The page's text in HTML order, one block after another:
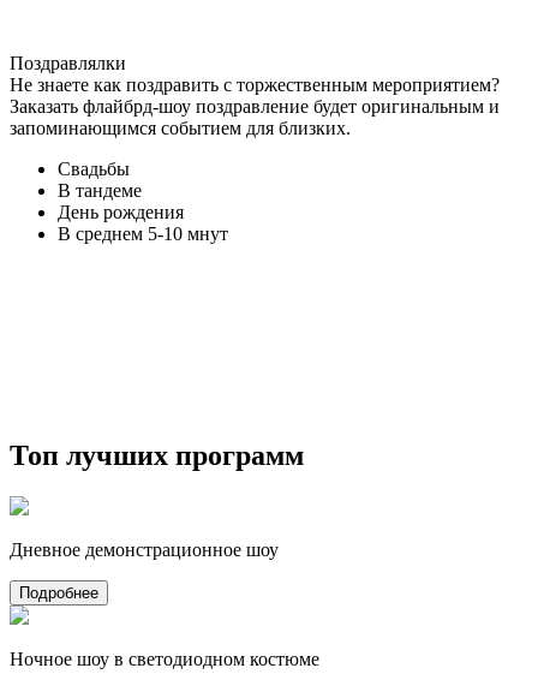
Поздравлялки
Не знаете как поздравить с торжественным мероприятием?
Заказать флайбрд-шоу поздравление будет оригинальным и
запоминающимся событием для близких.
Свадьбы
В тандеме
День рождения
В среднем 5-10 мнут
Топ лучших программ
Дневное демонстрационное шоу
Подробнее
Ночное шоу в светодиодном костюме